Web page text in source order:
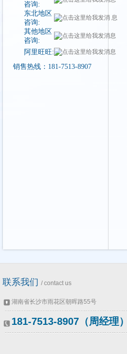
咨询:
东北地区
咨询:
其他地区
咨询:
阿里旺旺:
销售热线：181-7513-8907
联系我们 / contact us
湖南省长沙市雨花区朝晖路55号
181-7513-8907（周经理）